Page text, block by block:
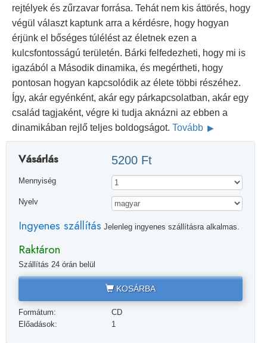
rejtélyek és zűrzavar forrása. Tehát nem kis áttörés, hogy
végül választ kaptunk arra a kérdésre, hogy hogyan
érjünk el bőséges túlélést az életnek ezen a
kulcsfontosságú területén. Bárki felfedezheti, hogy mi is
igazából a Második dinamika, és megértheti, hogy
pontosan hogyan kapcsolódik az élete többi részéhez.
Így, akár egyénként, akár egy párkapcsolatban, akár egy
család tagjaként, végre ki tudja aknázni az ebben a
dinamikában rejlő teljes boldogságot. Tovább
Vásárlás 5200 Ft
Mennyiség
Nyelv
Ingyenes szállítás Jelenleg ingyenes szállításra alkalmas.
Raktáron
Szállítás 24 órán belül
KOSÁRBA
Formátum:
CD
Előadások:
1